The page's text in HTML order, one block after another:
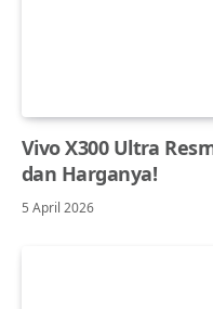
Vivo X300 Ultra
dan Harganya!
5 April 2026